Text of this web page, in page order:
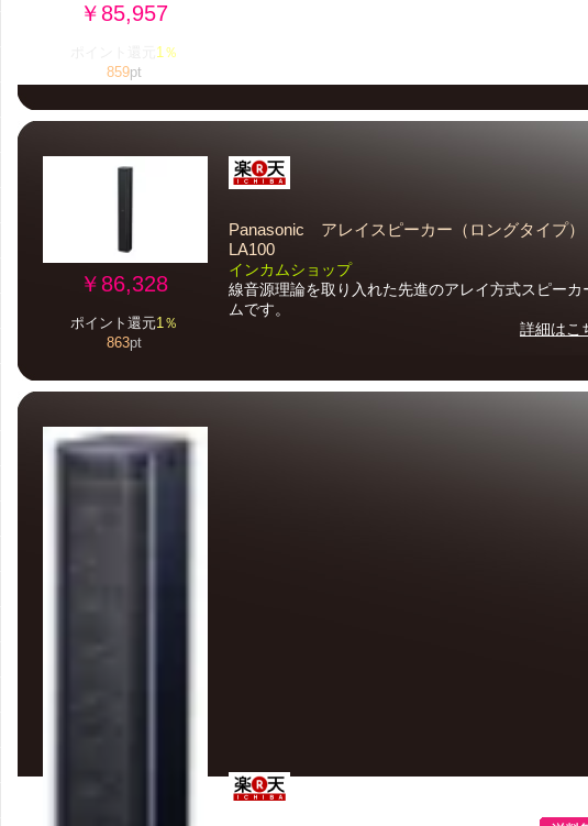
￥85,957
1％
859pt
￥86,328
ポイント還元1％
863pt
Panasonic アレイスピーカー（ロングタイプ
LA100
インカムショップ
線音源理論を取り入れた先進のアレイ方式スピーカ
ムです。
詳細はこ